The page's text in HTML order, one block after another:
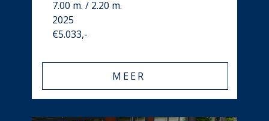
7.00 m. / 2.20 m.
2025
€5.033,-
MEER